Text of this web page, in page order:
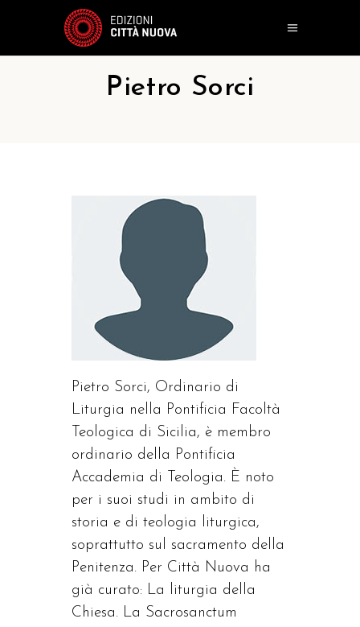
Pietro Sorci
Pietro Sorci, Ordinario di
Liturgia nella Pontificia Facoltà
Teologica di Sicilia, è membro
ordinario della Pontificia
Accademia di Teologia. È noto
per i suoi studi in ambito di
storia e di teologia liturgica,
soprattutto sul sacramento della
Penitenza. Per Città Nuova ha
già curato: La liturgia della
Chiesa. La Sacrosanctum